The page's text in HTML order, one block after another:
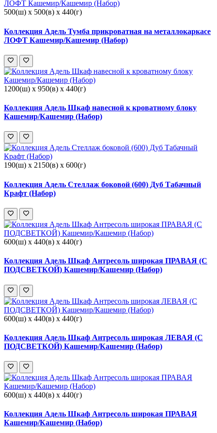
500(ш) x 500(в) x 440(г)
Коллекция Адель Тумба прикроватная на металлокаркасе
ЛОФТ Кашемир/Кашемир (Набор)
1200(ш) x 950(в) x 440(г)
Коллекция Адель Шкаф навесной к кроватному блоку
Кашемир/Кашемир (Набор)
190(ш) x 2150(в) x 600(г)
Коллекция Адель Стеллаж боковой (600) Дуб Табачный
Крафт (Набор)
600(ш) x 440(в) x 440(г)
Коллекция Адель Шкаф Антресоль широкая ПРАВАЯ (С
ПОДСВЕТКОЙ) Кашемир/Кашемир (Набор)
600(ш) x 440(в) x 440(г)
Коллекция Адель Шкаф Антресоль широкая ЛЕВАЯ (С
ПОДСВЕТКОЙ) Кашемир/Кашемир (Набор)
600(ш) x 440(в) x 440(г)
Коллекция Адель Шкаф Антресоль широкая ПРАВАЯ
Кашемир/Кашемир (Набор)